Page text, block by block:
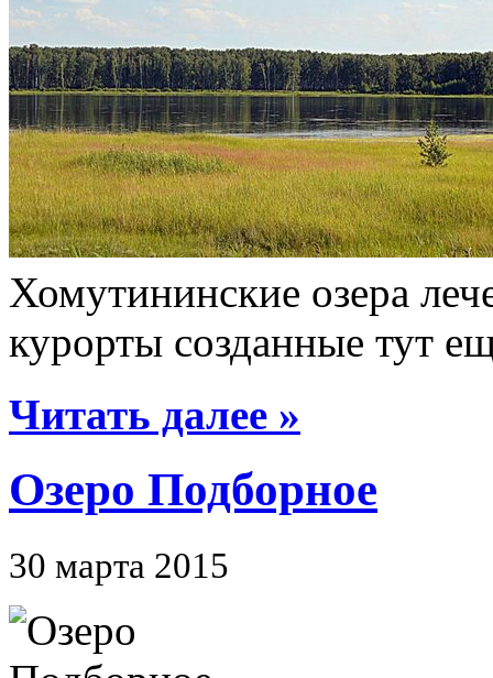
Хомутининские озера
курорты созданные тут
Читать далее »
Озеро Подборное
30 марта 2015